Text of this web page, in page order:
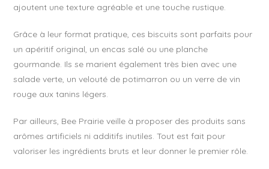
ajoutent une texture agréable et une touche rustique.
Grâce à leur format pratique, ces biscuits sont parfaits pour
un apéritif original, un encas salé ou une planche
gourmande. Ils se marient également très bien avec une
salade verte, un velouté de potimarron ou un verre de vin
rouge aux tanins légers.
Par ailleurs, Bee Prairie veille à proposer des produits sans
arômes artificiels ni additifs inutiles. Tout est fait pour
valoriser les ingrédients bruts et leur donner le premier rôle.